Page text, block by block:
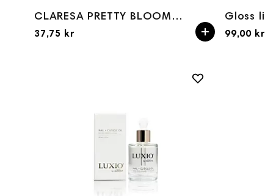
CLARESA PRETTY BLOOM PERFUMED OIL 5ML
37,75 kr 99,00 kr